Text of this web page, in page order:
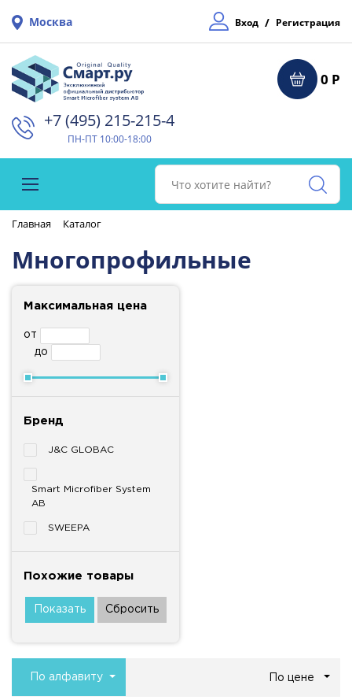
Москва Вход / Регистрация
0 Р
+7 (495) 215-215-4⁠
ПН-ПТ 10:00-18:00
Главная Каталог
Многопрофильные
Максимальная цена
от
до
Бренд
J&C GLOBAC
Smart Microfiber System
AB
SWEEPA
Похожие товары
По алфавиту По цене